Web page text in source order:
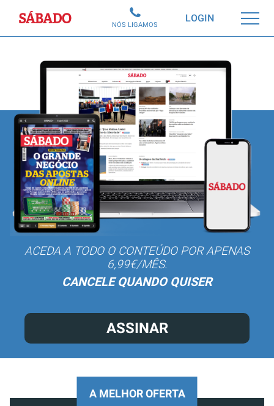
Sábado LOGIN
NÓS LIGAMOS
ACEDA A TODO O CONTEÚDO POR APENAS
6,99€/MÊS.
CANCELE QUANDO QUISER
ASSINAR
A MELHOR OFERTA